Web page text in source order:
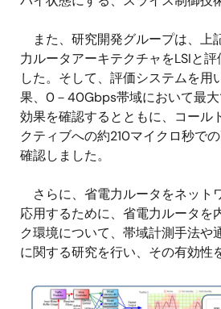
また、研究開発グループは、上
力ルータアーキテクチャをLSIと
した。そして、評価システムを用
果、0－40Gbps帯域において最
効果を確認するとともに、コール
クティブへの約210マイクロ秒で
確認しました。
さらに、省電力ルータをネット
応用するために、省電力ルータを
ク環境について、帯域計測手法や
に関する研究を行い、その有効性
画